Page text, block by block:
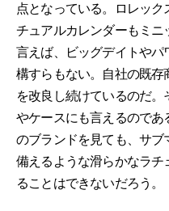
点となっている。ロレッ
チュアルカレンダーもミニ
言えば、ビッグデイトや
構すらもない。自社の既
を改良し続けているのだ。
やケースにも言えるので
のブランドを見ても、サ
備えるような滑らかなラ
ることはできないだろう。